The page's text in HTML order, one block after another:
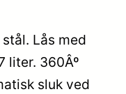
Lås med
liter. 360Âº
sluk ved